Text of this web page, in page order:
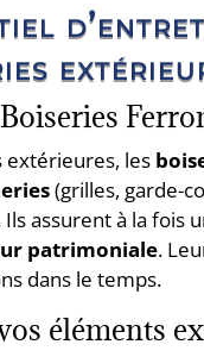
extérieures, les
(grilles, garde-
assurent à la fois
patrimoniale.
dans le temps.
éléments